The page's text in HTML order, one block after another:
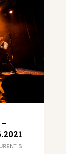
S